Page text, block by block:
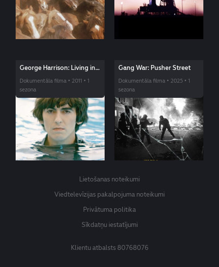
George Harrison: Living in
Dokumentāla filma • 2011 • 1
sezona
Gang War: Pusher Street
Dokumentāla filma • 2025 • 1
sezona
Lietošanas noteikumi
Viedtelevīzijas pakalpojuma noteikumi
Privātuma politika
Sīkdatņu iestatījumi
Klientu atbalsts80768076